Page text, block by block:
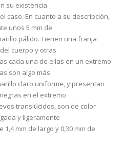
su existencia
caso. En cuanto a su descripción,
unos 5 mm de
pálido. Tienen una franja
cuerpo y otras
cada una de ellas en un extremo
son algo más
claro uniforme, y presentan
en el extremo
translúcidos, son de color
y ligeramente
mm de largo y 0,30 mm de